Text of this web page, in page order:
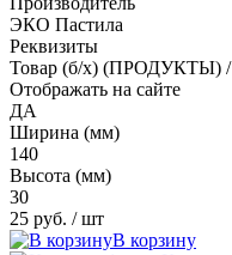
ЭКО Пастила
Реквизиты
Товар (б/х) (ПРОДУКТЫ) /
Отображать на сайте
ДА
Ширина (мм)
140
Высота (мм)
30
25 руб. / шт
В корзину